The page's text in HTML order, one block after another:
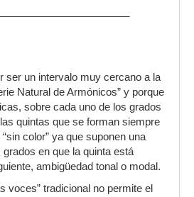
ser un intervalo muy cercano a la
Natural de Armónicos” y porque
sobre cada uno de los grados
quintas que se forman siempre
color” ya que suponen una
en que la quinta está
ambigüedad tonal o modal.
voces” tradicional no permite el